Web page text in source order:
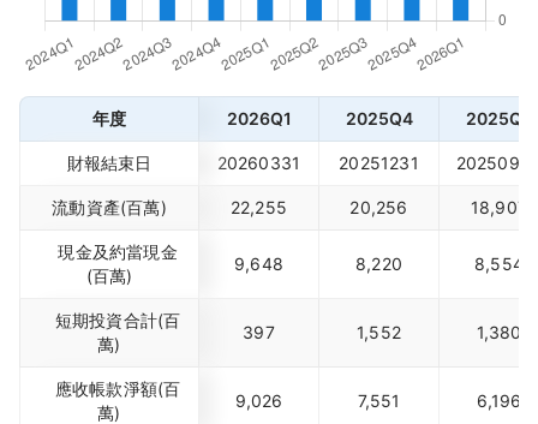
年度 2026Q1 2025Q4 2025Q3
財報結束日 20260331 20251231
流動資產(百萬) 22,255 20,256 18,907
現金及約當現金
(百萬)
9,648 8,220 8,554
短期投資合計(百
萬)
397 1,552 1,380
應收帳款淨額(百
萬)
9,026 7,551 6,196